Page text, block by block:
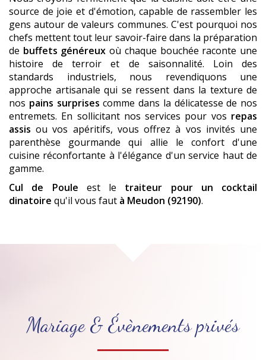
source de joie et d'émotion, capable de rassembler les
gens autour de valeurs communes. C'est pourquoi nos
chefs mettent tout leur savoir-faire dans la préparation
de buffets généreux où chaque bouchée raconte une
histoire de terroir et de saisonnalité. Loin des
standards industriels, nous revendiquons une
approche artisanale qui se ressent dans la texture de
nos pains surprises comme dans la délicatesse de nos
entremets. En sollicitant nos services pour vos repas
assis ou vos apéritifs, vous offrez à vos invités une
parenthèse gourmande qui allie le confort d'une
cuisine réconfortante à l'élégance d'un service haut de
gamme.
Cul de Poule est le traiteur pour un cocktail
dinatoire qu'il vous faut à Meudon (92190).
Mariage & Évènements privés